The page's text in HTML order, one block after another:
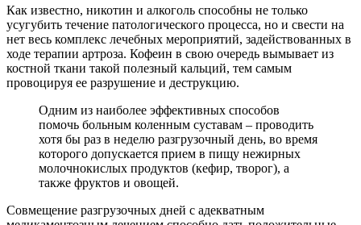
Как известно, никотин и алкоголь способны не только
усугубить течение патологического процесса, но и свести на
нет весь комплекс лечебных мероприятий, задействованных в
ходе терапии артроза. Кофеин в свою очередь вымывает из
костной ткани такой полезный кальций, тем самым
провоцируя ее разрушение и деструкцию.
Одним из наиболее эффективных способов
помочь больным коленным суставам – проводить
хотя бы раз в неделю разгрузочный день, во время
которого допускается прием в пищу нежирных
молочнокислых продуктов (кефир, творог), а
также фруктов и овощей.
Совмещение разгрузочных дней с адекватным